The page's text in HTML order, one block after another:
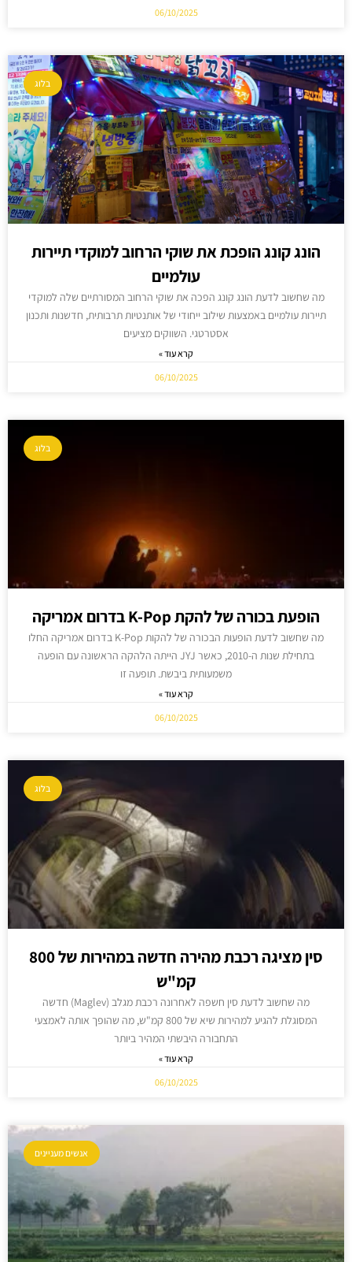
06/10/2025
בלוג
הונג קונג הופכת את שוקי הרחוב למוקדי תיירות
עולמיים
מה שחשוב לדעת הונג קונג הפכה את שוקי הרחוב המסורתיים שלה למוקדי
תיירות עולמיים באמצעות שילוב ייחודי של אותנטיות תרבותית, חדשנות ותכנון
אסטרטגי. השווקים מציעים
קרא עוד »
06/10/2025
בלוג
הופעת בכורה של להקת K-Pop בדרום אמריקה
מה שחשוב לדעת הופעות הבכורה של להקות K-Pop בדרום אמריקה החלו
בתחילת שנות ה-2010, כאשר JYJ הייתה הלהקה הראשונה עם הופעה
משמעותית ביבשת. תופעה זו
קרא עוד »
06/10/2025
בלוג
סין מציגה רכבת מהירה חדשה במהירות של 800
קמ"ש
מה שחשוב לדעת סין חשפה לאחרונה רכבת מגלב (Maglev) חדשה
המסוגלת להגיע למהירות שיא של 800 קמ"ש, מה שהופך אותה לאמצעי
התחבורה היבשתי המהיר ביותר
קרא עוד »
06/10/2025
אנשים מעניינים